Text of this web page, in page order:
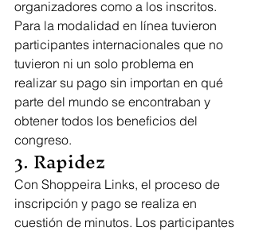
organizadores como a los inscritos.
Para la modalidad en línea tuvieron
participantes internacionales que no
tuvieron ni un solo problema en
realizar su pago sin importan en qué
parte del mundo se encontraban y
obtener todos los beneficios del
congreso.
3. Rapidez
Con Shoppeira Links, el proceso de
inscripción y pago se realiza en
cuestión de minutos. Los participantes